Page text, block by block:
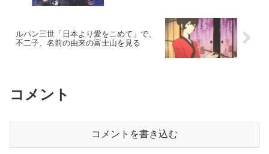
ルパン三世「日本より愛をこめて」で、
不二子、名前の由来の富士山を見る
コメント
コメントを書き込む